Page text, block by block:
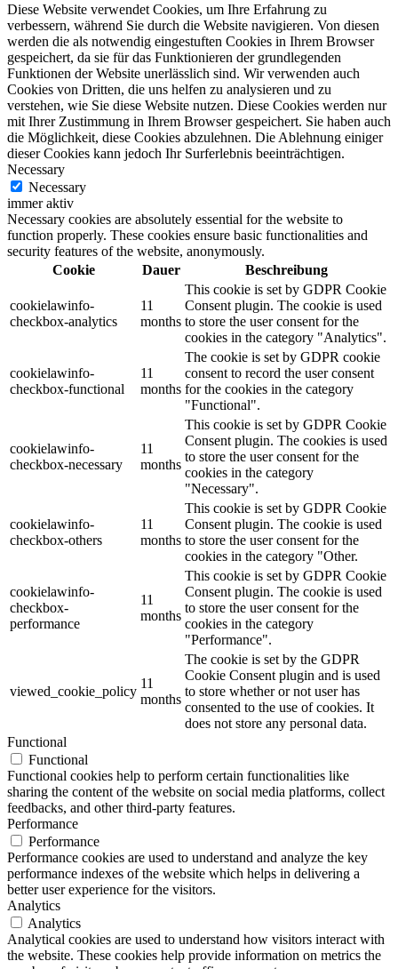
Diese Website verwendet Cookies, um Ihre Erfahrung zu
verbessern, während Sie durch die Website navigieren. Von diesen
werden die als notwendig eingestuften Cookies in Ihrem Browser
gespeichert, da sie für das Funktionieren der grundlegenden
Funktionen der Website unerlässlich sind. Wir verwenden auch
Cookies von Dritten, die uns helfen zu analysieren und zu
verstehen, wie Sie diese Website nutzen. Diese Cookies werden nur
mit Ihrer Zustimmung in Ihrem Browser gespeichert. Sie haben auch
die Möglichkeit, diese Cookies abzulehnen. Die Ablehnung einiger
dieser Cookies kann jedoch Ihr Surferlebnis beeinträchtigen.
Necessary
Necessary
immer aktiv
Necessary cookies are absolutely essential for the website to
function properly. These cookies ensure basic functionalities and
security features of the website, anonymously.
Cookie
Dauer Beschreibung
cookielawinfo-
checkbox-analytics
11
months
This cookie is set by GDPR Cookie
Consent plugin. The cookie is used
to store the user consent for the
cookies in the category "Analytics".
cookielawinfo-
checkbox-functional
11
months
The cookie is set by GDPR cookie
consent to record the user consent
for the cookies in the category
"Functional".
cookielawinfo-
checkbox-necessary
11
months
This cookie is set by GDPR Cookie
Consent plugin. The cookies is used
to store the user consent for the
cookies in the category
"Necessary".
cookielawinfo-
checkbox-others
11
months
This cookie is set by GDPR Cookie
Consent plugin. The cookie is used
to store the user consent for the
cookies in the category "Other.
cookielawinfo-
checkbox-
performance
11
months
This cookie is set by GDPR Cookie
Consent plugin. The cookie is used
to store the user consent for the
cookies in the category
"Performance".
viewed_cookie_policy
11
months
The cookie is set by the GDPR
Cookie Consent plugin and is used
to store whether or not user has
consented to the use of cookies. It
does not store any personal data.
Functional
Functional
Functional cookies help to perform certain functionalities like
sharing the content of the website on social media platforms, collect
feedbacks, and other third-party features.
Performance
Performance
Performance cookies are used to understand and analyze the key
performance indexes of the website which helps in delivering a
better user experience for the visitors.
Analytics
Analytics
Analytical cookies are used to understand how visitors interact with
the website. These cookies help provide information on metrics the